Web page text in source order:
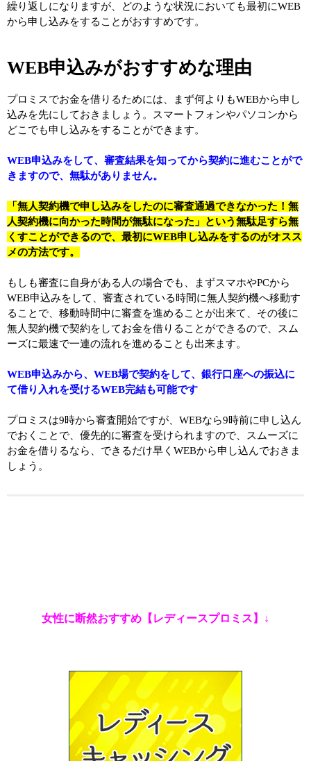
繰り返しになりますが、どのような状況においても最初にWEB
から申し込みをすることがおすすめです。
WEB申込みがおすすめな理由
プロミスでお金を借りるためには、まず何よりもWEBから申し
込みを先にしておきましょう。スマートフォンやパソコンから
どこでも申し込みをすることができます。
WEB申込みをして、審査結果を知ってから契約に進むことがで
きますので、無駄がありません。
「無人契約機で申し込みをしたのに審査通過できなかった！無
人契約機に向かった時間が無駄になった」という無駄足すら無
くすことができるので、最初にWEB申し込みをするのがオスス
メの方法です。
もしも審査に自身がある人の場合でも、まずスマホやPCから
WEB申込みをして、審査されている時間に無人契約機へ移動す
ることで、移動時間中に審査を進めることが出来て、その後に
無人契約機で契約をしてお金を借りることができるので、スム
ーズに最速で一連の流れを進めることも出来ます。
WEB申込みから、WEB場で契約をして、銀行口座への振込に
て借り入れを受けるWEB完結も可能です
プロミスは9時から審査開始ですが、WEBなら9時前に申し込ん
でおくことで、優先的に審査を受けられますので、スムーズに
お金を借りるなら、できるだけ早くWEBから申し込んでおきま
しょう。
女性に断然おすすめ【レディースプロミス】↓